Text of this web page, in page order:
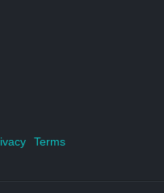
Terms